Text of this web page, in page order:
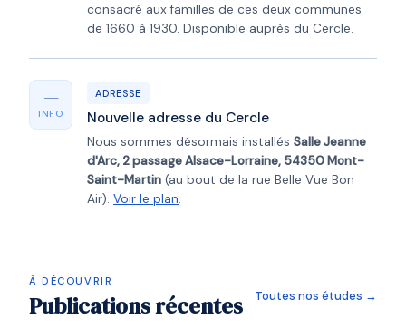
consacré aux familles de ces deux communes
de 1660 à 1930. Disponible auprès du Cercle.
—
INFO
ADRESSE
Nouvelle adresse du Cercle
Nous sommes désormais installés Salle Jeanne
d'Arc, 2 passage Alsace-Lorraine, 54350 Mont-
Saint-Martin (au bout de la rue Belle Vue Bon
Air). Voir le plan.
À DÉCOUVRIR
Publications récentes Toutes nos études →